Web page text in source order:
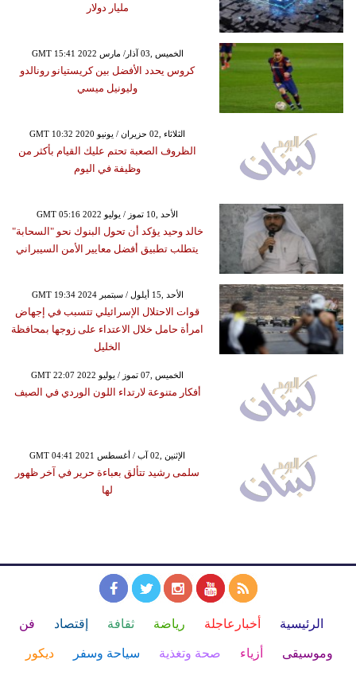
مليار دولار
GMT 15:41 2022 الخميس ,03 آذار/ مارس
كروس يحدد الأفضل بين كريستيانو رونالدو
وليونيل ميسي
GMT 10:32 2020 الثلاثاء ,02 حزيران / يونيو
الظروف الصعبة تحتم عليك القيام بأكثر من
وظيفة في اليوم
GMT 05:16 2022 الأحد ,10 تموز / يوليو
خالد وحيد يؤكد أن تحول البنوك نحو "السحابة"
يتطلب تطبيق أفضل معايير الأمن السيبراني
GMT 19:34 2024 الأحد ,15 أيلول / سبتمبر
قوات الاحتلال الإسرائيلي تتسبب في إجهاض
امرأة حامل خلال الاعتداء على زوجها بمحافظة
الخليل
GMT 22:07 2022 الخميس ,07 تموز / يوليو
أفكار متنوعة لارتداء اللون الوردي في الصيف
GMT 04:41 2021 الإثنين ,02 آب / أغسطس
سلمى رشيد تتألق بعباءة حرير في آخر ظهور
لها
الرئيسية أخبارعاجلة رياضة ثقافة إقتصاد فن
وموسيقى أزياء صحة وتغذية سياحة وسفر ديكور